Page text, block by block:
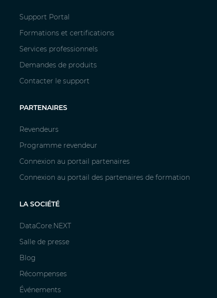
Support Portal
Formations et certifications
Services professionnels
Demandes de produits
Contacter le support
PARTENAIRES
Revendeurs
Programme revendeur
Connexion au portail partenaires
Connexion au portail des partenaires de formation
LA SOCIÉTÉ
DataCore.NEXT
Salle de presse
Blog
Récompenses
Événements